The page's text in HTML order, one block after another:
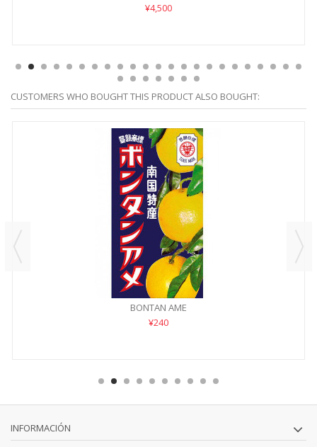
¥4,500
CUSTOMERS WHO BOUGHT THIS PRODUCT ALSO BOUGHT:
BONTAN AME
¥240
INFORMACIÓN